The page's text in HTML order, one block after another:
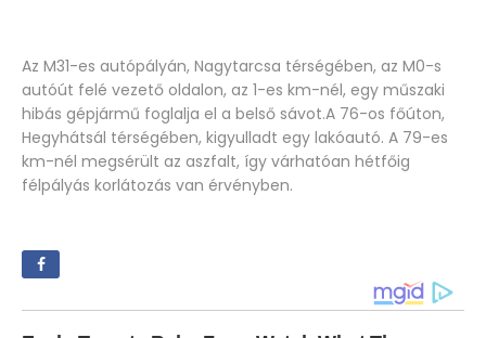
Az M31-es autópályán, Nagytarcsa térségében, az M0-s
autóút felé vezető oldalon, az 1-es km-nél, egy műszaki
hibás gépjármű foglalja el a belső sávot.A 76-os főúton,
Hegyhátsál térségében, kigyulladt egy lakóautó. A 79-es
km-nél megsérült az aszfalt, így várhatóan hétfőig
félpályás korlátozás van érvényben.